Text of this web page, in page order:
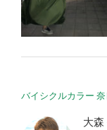
バイシクルカラー
大森